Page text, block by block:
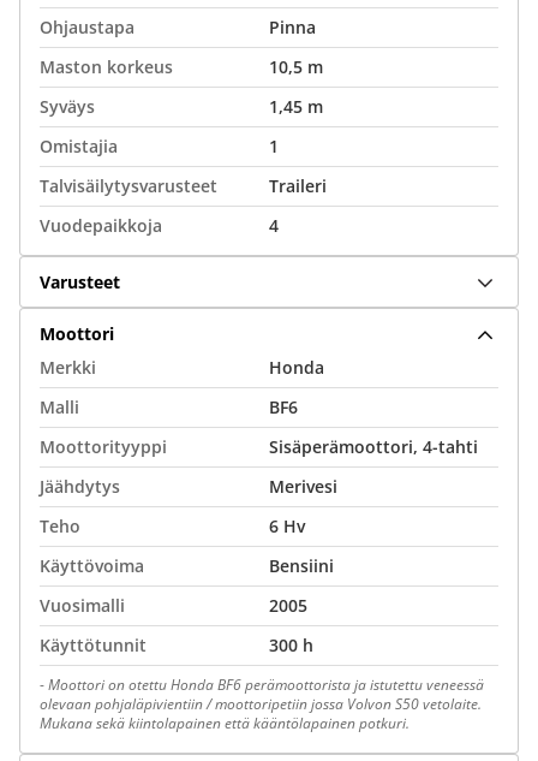
Ohjaustapa
Pinna
Maston korkeus
10,5 m
Syväys
1,45 m
Omistajia
1
Talvisäilytysvarusteet
Traileri
Vuodepaikkoja
4
Varusteet
Moottori
Merkki
Honda
Malli
BF6
Moottorityyppi
Sisäperämoottori, 4-tahti
Jäähdytys
Merivesi
Teho
6 Hv
Käyttövoima
Bensiini
Vuosimalli
2005
Käyttötunnit
300 h
-Moottori on otettu Honda BF6 perämoottorista ja istutettu veneessä
olevaan pohjaläpivientiin / moottoripetiin jossa Volvon S50 vetolaite.
Mukana sekä kiintolapainen että kääntölapainen potkuri.